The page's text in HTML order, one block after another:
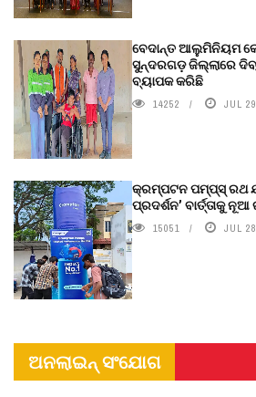
ବେଦାନ୍ତ ଆଲୁମିନିୟମ
ସୁନ୍ଦରଗଡ଼ ଜିଲ୍ଲାରେ
ବ୍ୟାପକ କରିଛି
14252 JUL
କ୍ରମ୍ପଟନ ପମ୍ପ୍‌ସ୍‌ ରଥ
ପ୍ରଦର୍ଶନ’ ବାର୍ତ୍ତାକୁ
15051 JUL
ଅନଲାଇନ୍ ସଂଯୋଗ